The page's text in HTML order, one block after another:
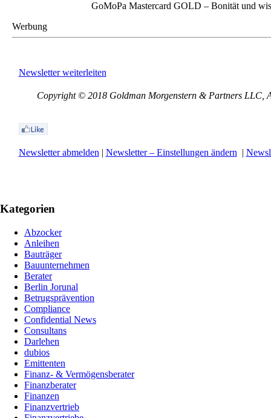
GoMoPa Mastercard GOLD – Bonität und
Werbung
Newsletter weiterleiten
Copyright © 2018 Goldman Morgenstern & Partners LLC,
Newsletter abmelden | Newsletter – Einstellungen ändern |
Kategorien
Abzocker
Anleihen
Bauträger
Bauunternehmen
Berater
Berlin Jorunal
Betrugsprävention
Compliance
Confidential News
Consultans
Darlehen
dubios
Emittenten
Finanz- & Vermögensberater
Finanzberater
Finanzen
Finanzvertrieb